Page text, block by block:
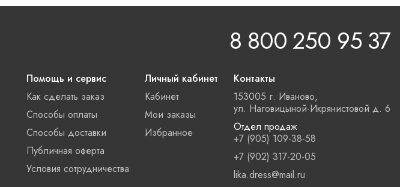
8 800 250 95 37
Помощь и сервис
Как сделать заказ
Способы оплаты
Способы доставки
Публичная оферта
Условия сотрудничества
Личный кабинет
Кабинет
Мои заказы
Избранное
Контакты
153005 г. Иваново,
ул. Наговицыной-Икрянистовой д. 6
Отдел продаж
+7 (905) 109-38-58
+7 (902) 317-20-05
lika.dress@mail.ru